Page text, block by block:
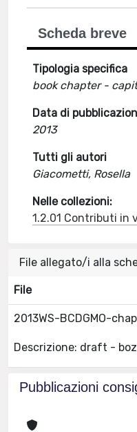
Scheda breve
Tipologia specifica
book chapter -
Data di
2013
Tutti gli autori
Giacometti, Rosella
Nelle collezioni:
1.2.01 Contributi in
File allegato/i alla
File
2013WS-BCDGMO-
Descrizione: draft -
Pubblicazioni